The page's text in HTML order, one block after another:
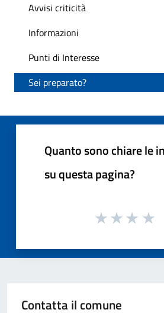
Avvisi criticità
Informazioni
Punti di Interesse
Sei preparato?
Quanto sono chiare le
su questa pagina?
Contatta il comune